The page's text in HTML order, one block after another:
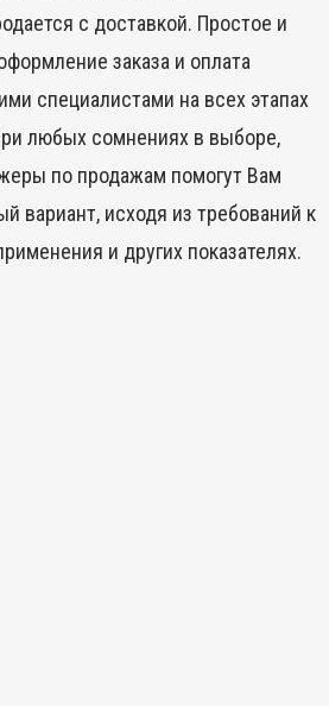
с доставкой. Простое и
заказа и оплата
специалистами на всех этапах
любых сомнениях в выборе,
по продажам помогут Вам
вариант, исходя из требований к
и других показателях.